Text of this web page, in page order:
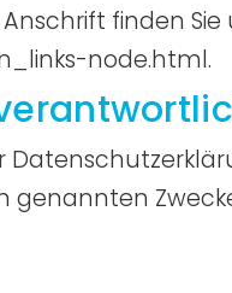
finden Sie
node.html.